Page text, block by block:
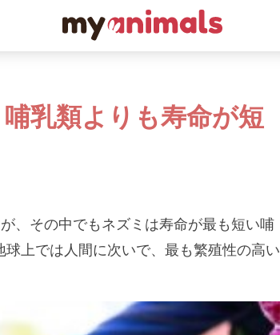
乳類よりも寿命が短
、その中でもネズミは寿命が最も短い哺
上では人間に次いで、最も繁殖性の高い